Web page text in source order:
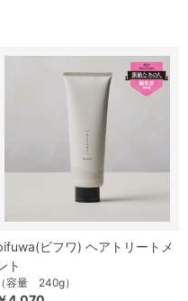
ビフワ) ヘアトリートメ
ト
（容量 240g）